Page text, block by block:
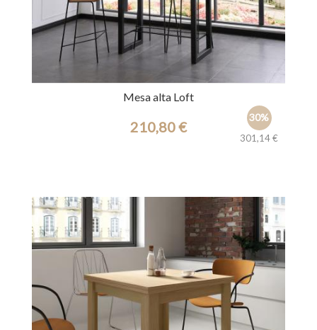
Mesa alta Loft
30%
301,14 €
210,80 €